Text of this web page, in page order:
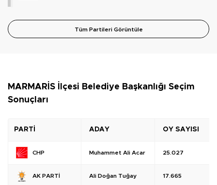
Tüm Partileri Görüntüle
MARMARİS İlçesi Belediye Başkanlığı Seçim
Sonuçları
PARTİ ADAY OY SAYISI
CHP Muhammet Ali Acar 25.027
AK PARTİ Ali Doğan Tuğay 17.665